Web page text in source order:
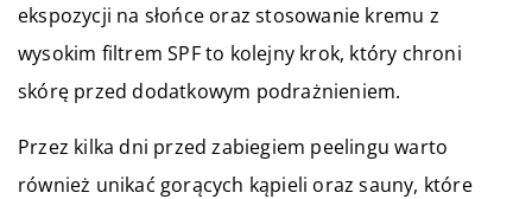
ekspozycji na słońce oraz stosowanie kremu z
wysokim filtrem SPF to kolejny krok, który chroni
skórę przed dodatkowym podrażnieniem.
Przez kilka dni przed zabiegiem peelingu warto
również unikać gorących kąpieli oraz sauny, które